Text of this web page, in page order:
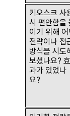
키오스크 사
시 편안함을
이기 위해 어
전략이나 접
방식을 시도
보셨나요? 효
과가 있었나
요?